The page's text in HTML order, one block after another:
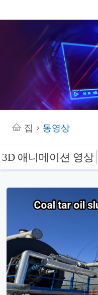
집 > 동영상
3D 애니메이션 영상